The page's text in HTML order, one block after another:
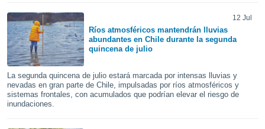
Puedes
acceder a
web a
abono
12 Jul
Ríos atmosféricos mantendrán lluvias
abundantes en Chile durante la segunda
quincena de julio
La segunda quincena de julio estará marcada por intensas lluvias y
nevadas en gran parte de Chile, impulsadas por ríos atmosféricos y
sistemas frontales, con acumulados que podrían elevar el riesgo de
inundaciones.